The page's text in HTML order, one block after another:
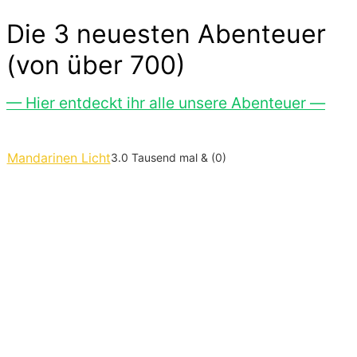
Die 3 neuesten Abenteuer
(von über 700)
— Hier entdeckt ihr alle unsere Abenteuer —
Mandarinen Licht3.0 Tausend mal & (0)